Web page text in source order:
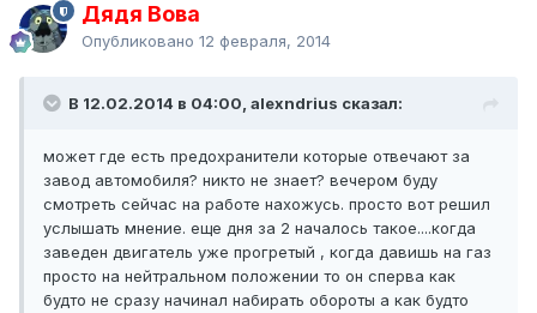
Дядя Вова
Опубликовано 12 февраля, 2014
В 12.02.2014 в 04:00, alexndrius сказал:
может где есть предохранители которые отвечают за
завод автомобиля? никто не знает? вечером буду
смотреть сейчас на работе нахожусь. просто вот решил
услышать мнение. еще дня за 2 началось такое....когда
заведен двигатель уже прогретый , когда давишь на газ
просто на нейтральном положении то он сперва как
будто не сразу начинал набирать обороты а как будто